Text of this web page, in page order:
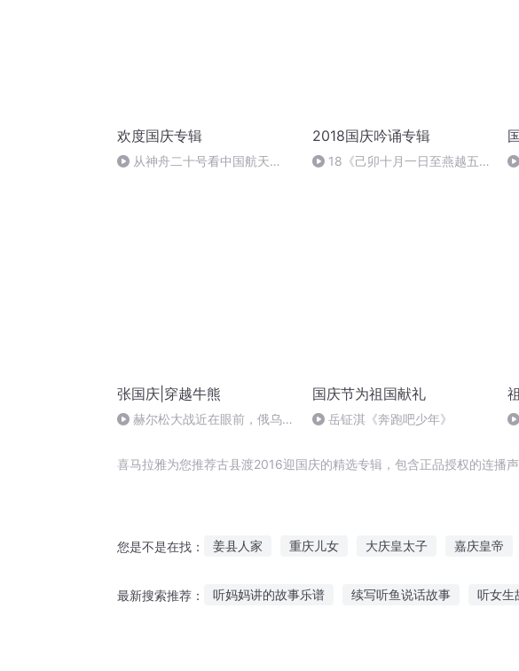
欢度国庆专辑
从神舟二十号看中国航天
2018国庆吟诵专辑
18《己卯十月一日至燕越五
张国庆|穿越牛熊
赫尔松大战近在眼前，俄乌冲
国庆节为祖国献礼
岳钲淇《奔跑吧少年》
喜马拉雅为您推荐古县渡2016迎国庆的精选专辑，包含正品授权的连播
您是不是在找： 姜县人家 重庆儿女 大庆皇太子 嘉庆皇帝
最新搜索推荐： 听妈妈讲的故事乐谱 续写听鱼说话故事 听女生